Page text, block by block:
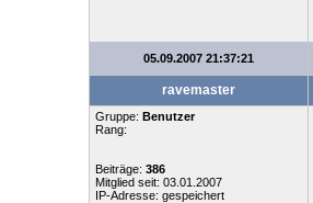
05.09.2007 21:37:21
ravemaster
Gruppe: Benutzer
Rang:
Beiträge: 386
Mitglied seit: 03.01.2007
IP-Adresse: gespeichert